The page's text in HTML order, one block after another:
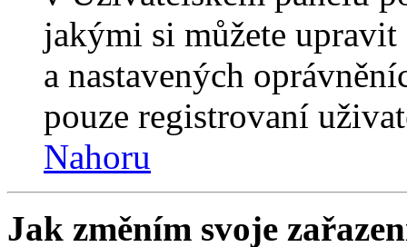
jakými si můžete
a nastavených
pouze registrovaní
Nahoru
Jak změním svoje